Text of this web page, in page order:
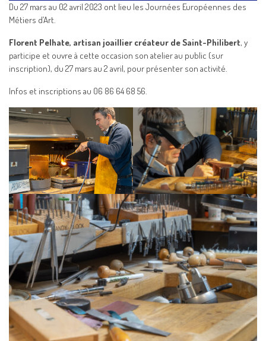
Du 27 mars au 02 avril 2023 ont lieu les Journées Européennes des
Métiers d’Art.
Florent Pelhate, artisan joaillier créateur de Saint-Philibert, y
participe et ouvre à cette occasion son atelier au public (sur
inscription), du 27 mars au 2 avril, pour présenter son activité.
Infos et inscriptions au 06 86 64 68 56.